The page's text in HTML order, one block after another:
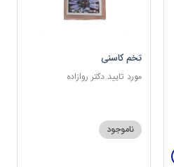
تخم کاسنی
مورد تایید دکتر روازاده
ناموجود